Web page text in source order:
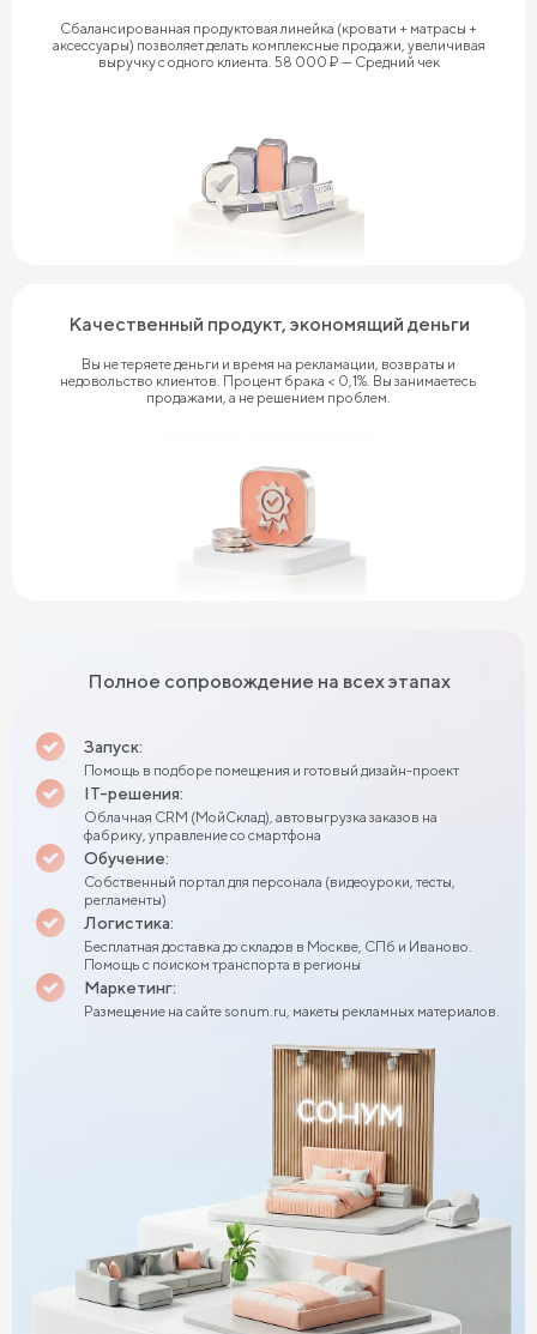
Сбалансированная продуктовая линейка (кровати + матрасы +
аксессуары) позволяет делать комплексные продажи, увеличивая
выручку с одного клиента. 58 000 ₽ — Средний чек
Качественный продукт, экономящий деньги
Вы не теряете деньги и время на рекламации, возвраты и
недовольство клиентов. Процент брака < 0,1%. Вы занимаетесь
продажами, а не решением проблем.
Полное сопровождение на всех этапах
Запуск:
Помощь в подборе помещения и готовый дизайн-проект
IT-решения:
Облачная CRM (МойСклад), автовыгрузка заказов на
фабрику, управление со смартфона
Обучение:
Собственный портал для персонала (видеоуроки, тесты,
регламенты)
Логистика:
Бесплатная доставка до складов в Москве, СПб и Иваново.
Помощь с поиском транспорта в регионы
Маркетинг:
Размещение на сайте sonum.ru, макеты рекламных материалов.